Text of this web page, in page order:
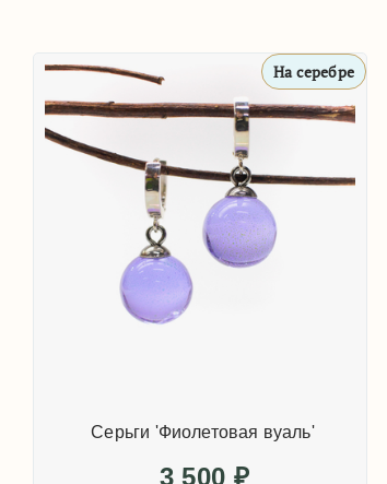
На серебре
Серьги 'Фиолетовая вуаль'
3 500 ₽